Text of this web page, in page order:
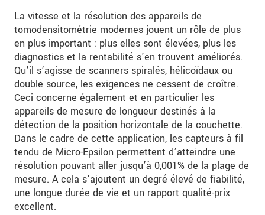
La vitesse et la résolution des appareils de
tomodensitométrie modernes jouent un rôle de plus
en plus important : plus elles sont élevées, plus les
diagnostics et la rentabilité s'en trouvent améliorés.
Qu’il s’agisse de scanners spiralés, hélicoïdaux ou
double source, les exigences ne cessent de croître.
Ceci concerne également et en particulier les
appareils de mesure de longueur destinés à la
détection de la position horizontale de la couchette.
Dans le cadre de cette application, les capteurs à fil
tendu de Micro-Epsilon permettent d’atteindre une
résolution pouvant aller jusqu’à 0,001% de la plage de
mesure. A cela s’ajoutent un degré élevé de fiabilité,
une longue durée de vie et un rapport qualité-prix
excellent.